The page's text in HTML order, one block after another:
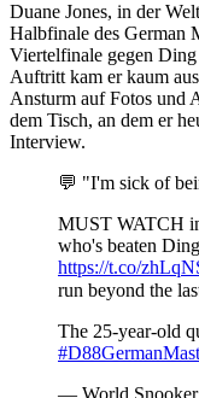
Duane
Jones
im
Halbfinale
Duane Jones, in der
Halbfinale des German
Viertelfinale gegen
Auftritt kam er kaum
Ansturm auf Fotos und
dem Tisch, an dem er
Interview.
💬 "I'm sick of
MUST WATCH
who's beaten
https://t.co/
run beyond the
The 25-year-old